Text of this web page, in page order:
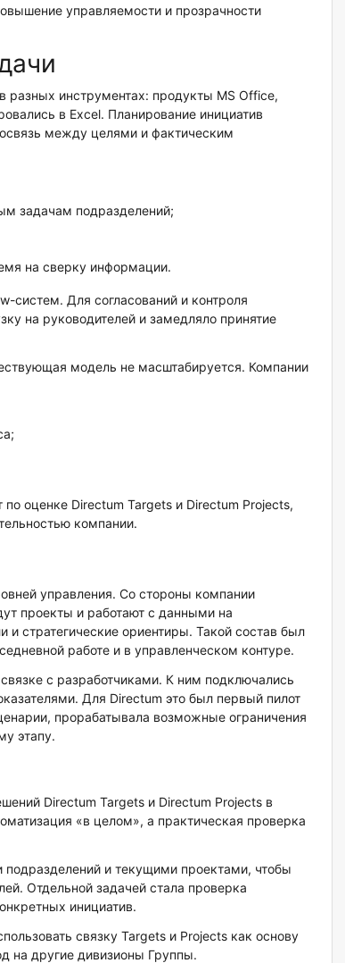
управляемости и прозрачности
разных инструментах: продукты MS Office,
в Excel. Планирование инициатив
между целями и фактическим
задачам подразделений;
на сверку информации.
систем. Для согласований и контроля
на руководителей и замедляло принятие
модель не масштабируется. Компании
оценке Directum Targets и Directum Projects,
компании.
управления. Со стороны компании
проекты и работают с данными на
стратегические ориентиры. Такой состав был
работе и в управленческом контуре.
с разработчиками. К ним подключались
Для Directum это был первый пилот
прорабатывала возможные ограничения
этапу.
Directum Targets и Directum Projects в
«в целом», а практическая проверка
и текущими проектами, чтобы
Отдельной задачей стала проверка
инициатив.
связку Targets и Projects как основу
на другие дивизионы Группы.